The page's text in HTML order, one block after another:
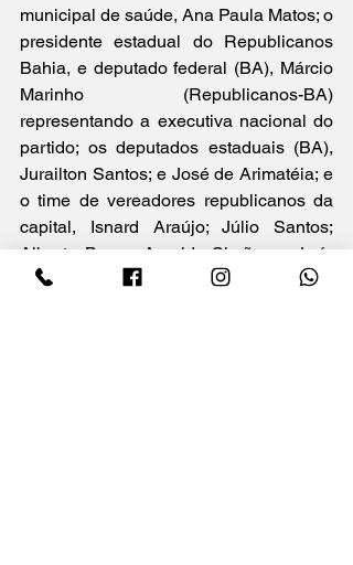
municipal de saúde, Ana Paula Matos; o
presidente estadual do Republicanos
Bahia, e deputado federal (BA), Márcio
Marinho (Republicanos-BA)
representando a executiva nacional do
partido; os deputados estaduais (BA),
Jurailton Santos; e José de Arimatéia; e
o time de vereadores republicanos da
capital, Isnard Araújo; Júlio Santos;
Alberto Braga; Arnoldo Simões; e Luís
Carlos, licenciado da Câmara de